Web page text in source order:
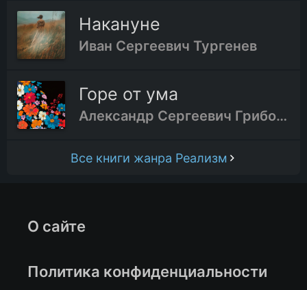
Накануне
Иван Сергеевич Тургенев
Горе от ума
Александр Сергеевич Грибоедов
Все книги жанра Реализм
О сайте
Политика конфиденциальности